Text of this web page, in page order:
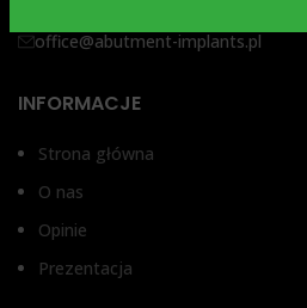
office@abutment-implants.pl
INFORMACJE
Strona główna
O nas
Opinie
Prezentacja